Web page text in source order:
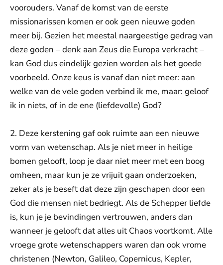
voorouders. Vanaf de komst van de eerste
missionarissen komen er ook geen nieuwe goden
meer bij. Gezien het meestal naargeestige gedrag van
deze goden – denk aan Zeus die Europa verkracht –
kan God dus eindelijk gezien worden als het goede
voorbeeld. Onze keus is vanaf dan niet meer: aan
welke van de vele goden verbind ik me, maar: geloof
ik in niets, of in de ene (liefdevolle) God?
2. Deze kerstening gaf ook ruimte aan een nieuwe
vorm van wetenschap. Als je niet meer in heilige
bomen gelooft, loop je daar niet meer met een boog
omheen, maar kun je ze vrijuit gaan onderzoeken,
zeker als je beseft dat deze zijn geschapen door een
God die mensen niet bedriegt. Als de Schepper liefde
is, kun je je bevindingen vertrouwen, anders dan
wanneer je gelooft dat alles uit Chaos voortkomt. Alle
vroege grote wetenschappers waren dan ook vrome
christenen (Newton, Galileo, Copernicus, Kepler,